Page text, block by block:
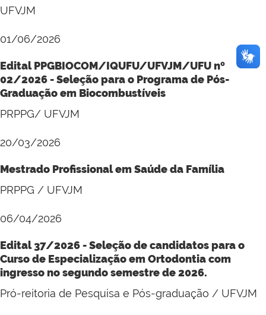
UFVJM
01/06/2026
Edital PPGBIOCOM/IQUFU/UFVJM/UFU nº
02/2026 - Seleção para o Programa de Pós-
Graduação em Biocombustíveis
PRPPG/ UFVJM
20/03/2026
Mestrado Profissional em Saúde da Família
PRPPG / UFVJM
06/04/2026
Edital 37/2026 - Seleção de candidatos para o
Curso de Especialização em Ortodontia com
ingresso no segundo semestre de 2026.
Pró-reitoria de Pesquisa e Pós-graduação / UFVJM